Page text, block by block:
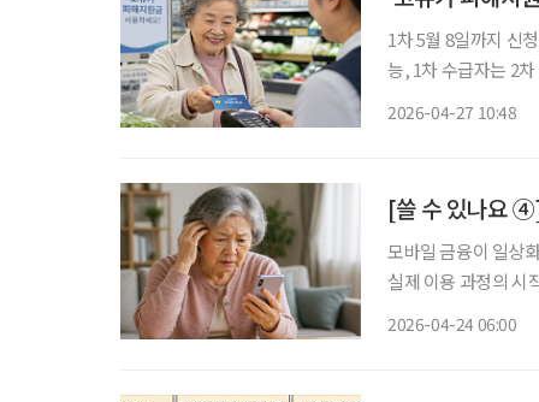
1차 5월 8일까지 신
능, 1차 수급자는 2차
2026-04-27 10:48
[쓸 수 있나요
모바일 금융이 일상
실제 이용 과정의 시
2026-04-24 06:00